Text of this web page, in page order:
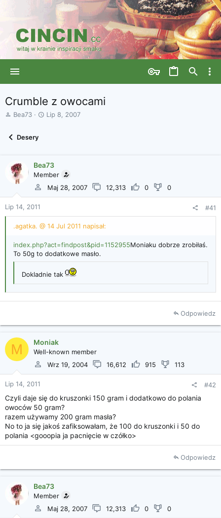
Crumble z owocami
A
ą
t
k
Bea73
D
z
p
o
Lip 8, 2007
Desery
Bea73
Member
Maj 28, 2007
12,313 0 0
Lip 14, 2011 #41
.agatka. @ 14 Jul 2011 napisał:
index.php?act=findpost&pid=1152955Moniaku dobrze zrobiłaś.
To 50g to dodatkowe masło.
Dokladnie tak
Odpowiedz
M Moniak
Well-known member
Wrz 19, 2004
16,612 915 113
Lip 14, 2011 #42
Czyli daje się do kruszonki 150 gram i dodatkowo do polania
owoców 50 gram?
razem używamy 200 gram masła?
No to ja się jakoś zafiksowałam, że 100 do kruszonki i 50 do
polania <gooopia ja pacnięcie w czółko>
Odpowiedz
Bea73
Member
Maj 28, 2007
12,313 0 0